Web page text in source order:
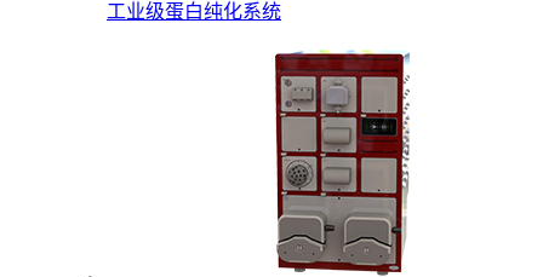
工业级蛋白纯化系统